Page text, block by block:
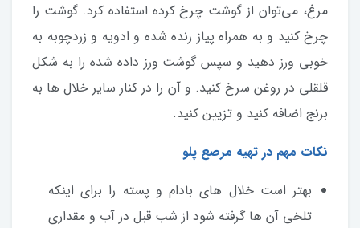
مرغ، می‌توان از گوشت چرخ کرده استفاده کرد. گوشت را
چرخ کنید و به همراه پیاز رنده شده و ادویه و زردچوبه به
خوبی ورز دهید و سپس گوشت ورز داده شده را به شکل
قلقلی در روغن سرخ کنید. و آن را در کنار سایر خلال ها به
برنج اضافه کنید و تزیین کنید.
نکات مهم در تهیه مرصع پلو
بهتر است خلال های بادام و پسته را برای اینکه
تلخی آن ها گرفته شود از شب قبل در آب و مقداری